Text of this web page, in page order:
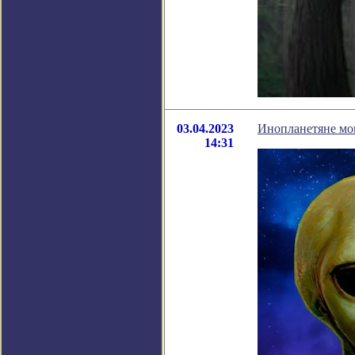
03.04.2023
14:31
Инопланетяне